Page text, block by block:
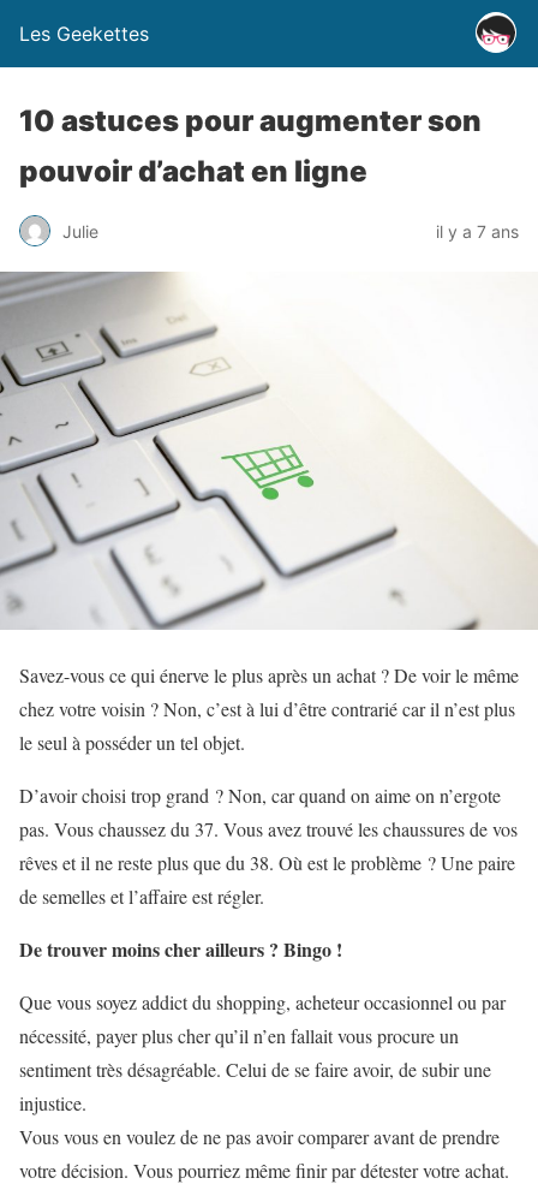
Les Geekettes
10 astuces pour augmenter son
pouvoir d’achat en ligne
Julie il y a 7 ans
Savez-vous ce qui énerve le plus après un achat ? De voir le même
chez votre voisin ? Non, c’est à lui d’être contrarié car il n’est plus
le seul à posséder un tel objet.
D’avoir choisi trop grand ? Non, car quand on aime on n’ergote
pas. Vous chaussez du 37. Vous avez trouvé les chaussures de vos
rêves et il ne reste plus que du 38. Où est le problème ? Une paire
de semelles et l’affaire est régler.
De trouver moins cher ailleurs ? Bingo !
Que vous soyez addict du shopping, acheteur occasionnel ou par
nécessité, payer plus cher qu’il n’en fallait vous procure un
sentiment très désagréable. Celui de se faire avoir, de subir une
injustice.
Vous vous en voulez de ne pas avoir comparer avant de prendre
votre décision. Vous pourriez même finir par détester votre achat.